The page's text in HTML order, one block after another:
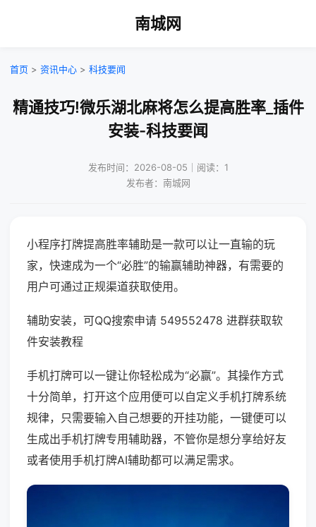
南城网
首页 > 资讯中心 > 科技要闻
精通技巧!微乐湖北麻将怎么提高胜率_插件
安装-科技要闻
发布时间：2026-08-05｜阅读：1
发布者：南城网
小程序打牌提高胜率辅助是一款可以让一直输的玩
家，快速成为一个“必胜”的输赢辅助神器，有需要的
用户可通过正规渠道获取使用。
辅助安装，可QQ搜索申请 549552478 进群获取软
件安装教程
手机打牌可以一键让你轻松成为“必赢”。其操作方式
十分简单，打开这个应用便可以自定义手机打牌系统
规律，只需要输入自己想要的开挂功能，一键便可以
生成出手机打牌专用辅助器，不管你是想分享给好友
或者使用手机打牌AI辅助都可以满足需求。